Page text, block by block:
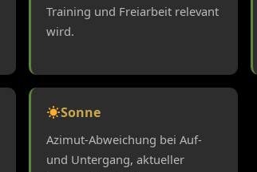
Training und Freiarbeit relevant
wird.
Sonne
Azimut-Abweichung bei Auf-
und Untergang, aktueller